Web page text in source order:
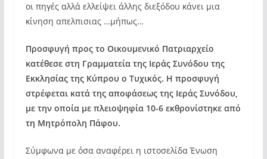
οι πηγές αλλά ελλείψει άλλης διεξόδου κάνει μια
κίνηση απελπισιας …μήπως…
Προσφυγή προς το Οικουμενικό Πατριαρχείο
κατέθεσε στη Γραμματεία της Ιεράς Συνόδου της
Εκκλησίας της Κύπρου ο Τυχικός. Η προσφυγή
στρέφεται κατά της αποφάσεως της Ιεράς Συνόδου,
με την οποία με πλειοψηφία 10-6 εκθρονίστηκε από
τη Μητρόπολη Πάφου.
Σύμφωνα με όσα αναφέρει η ιστοσελίδα Ένωση